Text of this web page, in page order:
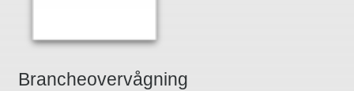
Brancheovervågning